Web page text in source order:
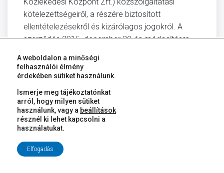
kötelezettségeiről, a részére biztosított
ellentételezésekről és kizárólagos jogokról. A
szerződés 2015. december 29-én módosításra
elérhetők.
Győr Megyei Jogú Város közigazgatási területén
közlekedő, menetrendszerű helyi autóbusz járatok
díjszabási tájékoztatója, illetve menetrendje a
www.enykk.hu honlapon megtekinthető.
Győr Megyei Jogú Város Önkormányzata 2015.
799.000.000,- Ft) összegű támogatást
A weboldalon a minőségi
felhasználói élmény
érdekében sütiket használunk.
Ismerje meg tájékoztatónkat
arról, hogy milyen sütiket
használunk, vagy a beállítások
résznél ki lehet kapcsolni a
használatukat.
Elfogadás